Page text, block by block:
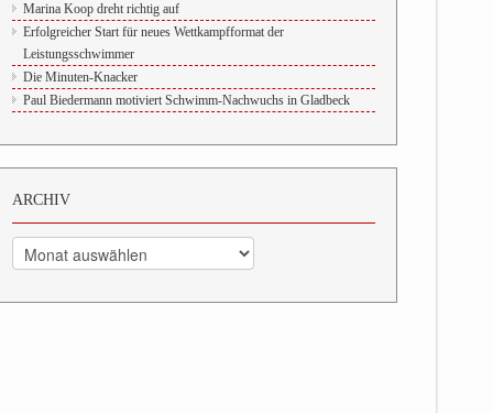
Marina Koop dreht richtig auf
Erfolgreicher Start für neues Wettkampfformat der
Leistungsschwimmer
Die Minuten-Knacker
Paul Biedermann motiviert Schwimm-Nachwuchs in Gladbeck
ARCHIV
Archiv